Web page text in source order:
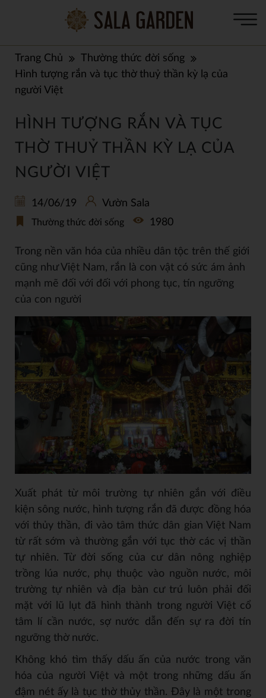
Trang Chủ
Thường thức đời sống
Hình tượng rắn và tục thờ thuỷ thần kỳ lạ của
người Việt
HÌNH TƯỢNG RẮN VÀ TỤC
THỜ THUỶ THẦN KỲ LẠ CỦA
NGƯỜI VIỆT
14/06/19 Vườn Sala
Thường thức đời sống 1980
Trong nền văn hóa của nhiều dân tộc trên thế giới
cũng như Việt Nam, rắn là con vật có sức ám ảnh
mạnh mẽ đối với đối với phong tục, tín ngưỡng
của con người
Xuất phát từ môi trường tự nhiên gắn với điều
kiện sông nước, hình tượng rắn đã được đồng hóa
với thủy thần, đi vào tâm thức dân gian Việt Nam
từ rất sớm và thường gắn với tục thờ các vị thần
tự nhiên. Từ đời sống của cư dân nông nghiệp
trồng lúa nước, phụ thuộc vào nguồn nước, môi
trường tự nhiên và địa bàn cư trú luôn phải đối
mặt với lũ lụt đã hình thành trong người Việt cổ
tâm lí cần nước, sợ nước dẫn đến sự ra đời tín
ngưỡng thờ nước.
Không khó tìm thấy dấu ấn của nước trong văn
hóa của người Việt và một trong những dấu ấn
đậm nét ấy là tục thờ thủy thần. Đây là một trong